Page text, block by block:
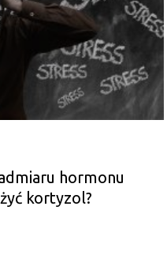
hormonu
kortyzol?